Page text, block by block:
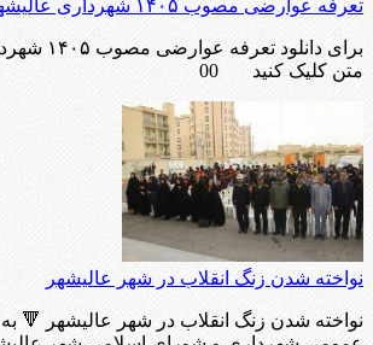
تعرفه عوارضی مصوب ۱۴۰۵ شهرداری عالیشهر
برای
متن کلیک کنید 00
نواخته شدن زنگ انقلاب در شهر عالیشهر
نواخته شدن زنگ انقلاب در شهر عالیشهر 🔻